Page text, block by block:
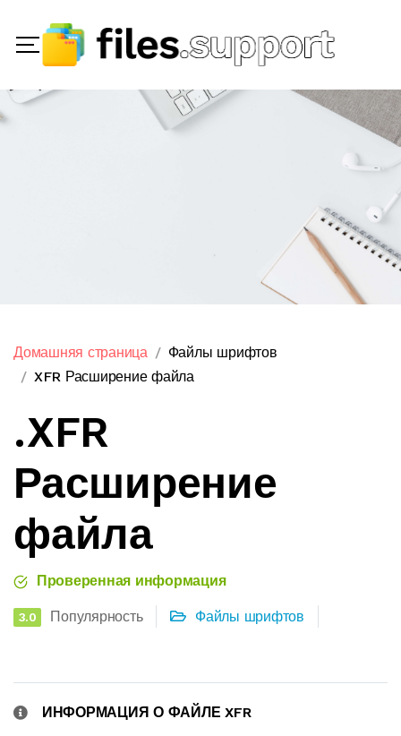
Домашняя страница
Файлы шрифтов
XFR Расширение файла
.XFR
Расширение
файла
Проверенная информация
3.0 Популярность Файлы шрифтов
ИНФОРМАЦИЯ О ФАЙЛЕ XFR